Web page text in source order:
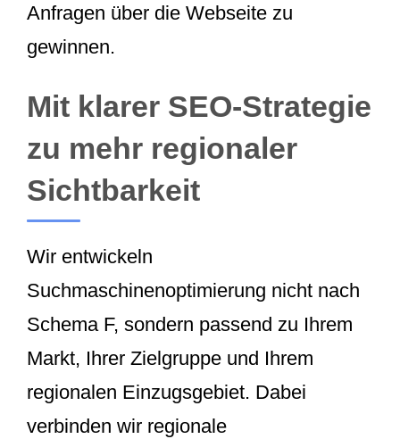
Anfragen über die Webseite zu
gewinnen.
Mit klarer SEO-Strategie
zu mehr regionaler
Sichtbarkeit
Wir entwickeln
Suchmaschinenoptimierung nicht nach
Schema F, sondern passend zu Ihrem
Markt, Ihrer Zielgruppe und Ihrem
regionalen Einzugsgebiet. Dabei
verbinden wir regionale